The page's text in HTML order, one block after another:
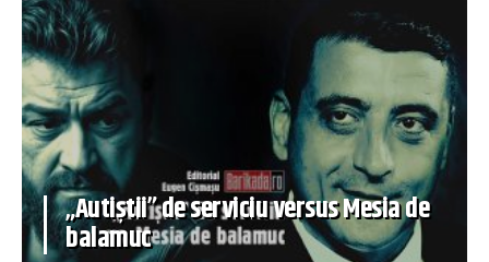
„Autiștii” de serviciu versus Mesia de
balamuc